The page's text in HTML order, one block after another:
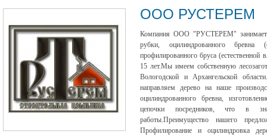
ООО РУСТЕРЕМ
Компания ООО "РУСТЕРЕМ"
рубки, оцилиндрованного бревна
профилированного бруса
15 лет.Мы имеем собственную
Вологодской и Архангельской
направляем дерево на наше
оцилиндрованного бревна,
цепочки посредников, что в
работы.Преимущество нашего
Профилирование и оцилиндровка